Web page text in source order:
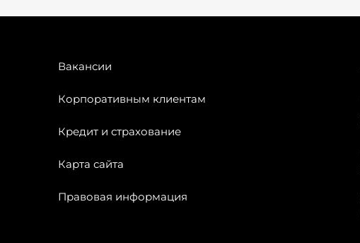
Вакансии
Корпоративным клиентам
Кредит и страхование
Карта сайта
Правовая информация